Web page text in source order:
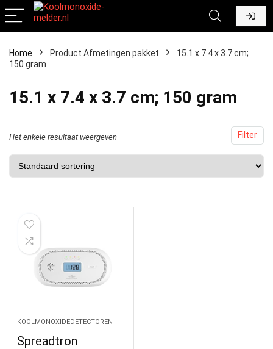
Home Product Afmetingen pakket
‎15.1 x 7.4 x 3.7 cm;
150 gram
‎15.1 x 7.4 x 3.7 cm; 150 gram
Filter
Het enkele resultaat weergeven
KOOLMONOXIDEDETECTOREN
Spreadtron